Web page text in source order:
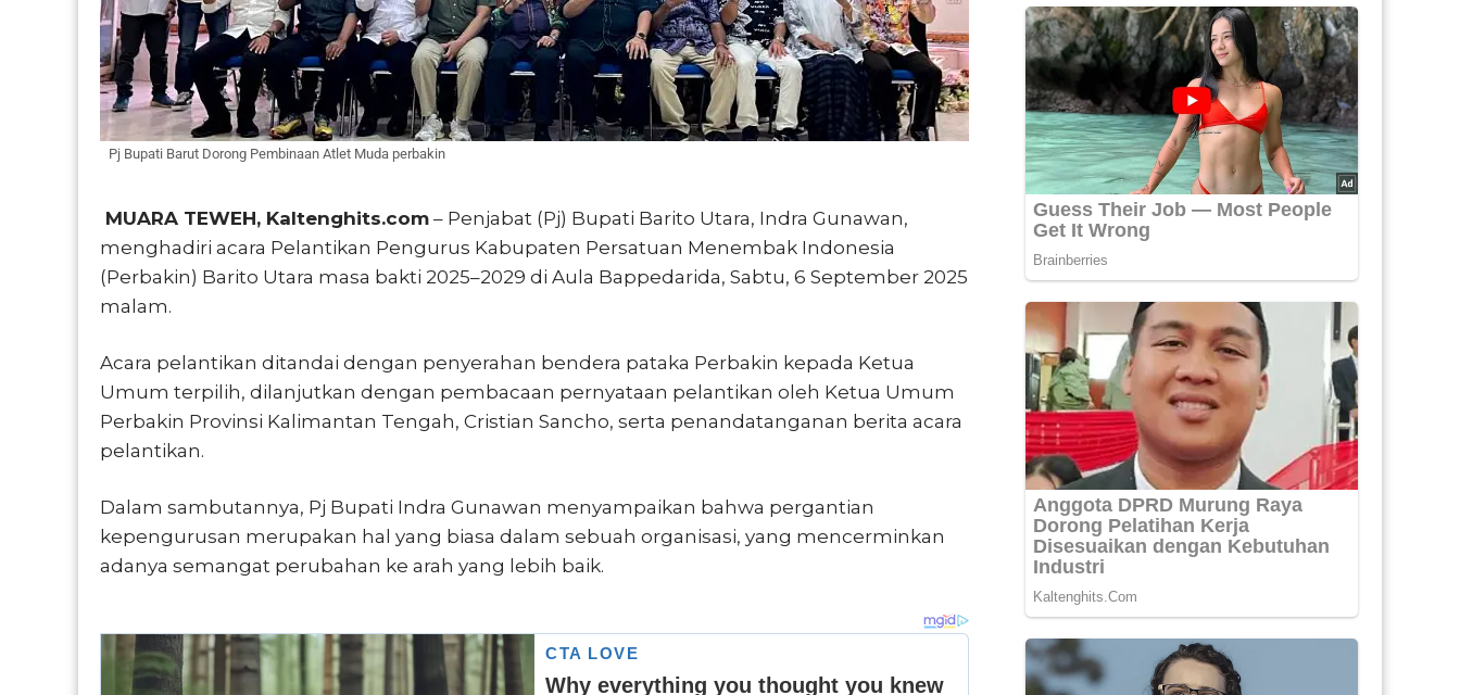
Pj Bupati Barut Dorong Pembinaan Atlet Muda perbakin
MUARA TEWEH, Kaltenghits.com – Penjabat (Pj) Bupati Barito Utara, Indra Gunawan,
menghadiri acara Pelantikan Pengurus Kabupaten Persatuan Menembak Indonesia
(Perbakin) Barito Utara masa bakti 2025–2029 di Aula Bappedarida, Sabtu, 6 September 2025
malam.
Acara pelantikan ditandai dengan penyerahan bendera pataka Perbakin kepada Ketua
Umum terpilih, dilanjutkan dengan pembacaan pernyataan pelantikan oleh Ketua Umum
Perbakin Provinsi Kalimantan Tengah, Cristian Sancho, serta penandatanganan berita acara
pelantikan.
Dalam sambutannya, Pj Bupati Indra Gunawan menyampaikan bahwa pergantian
kepengurusan merupakan hal yang biasa dalam sebuah organisasi, yang mencerminkan
adanya semangat perubahan ke arah yang lebih baik.